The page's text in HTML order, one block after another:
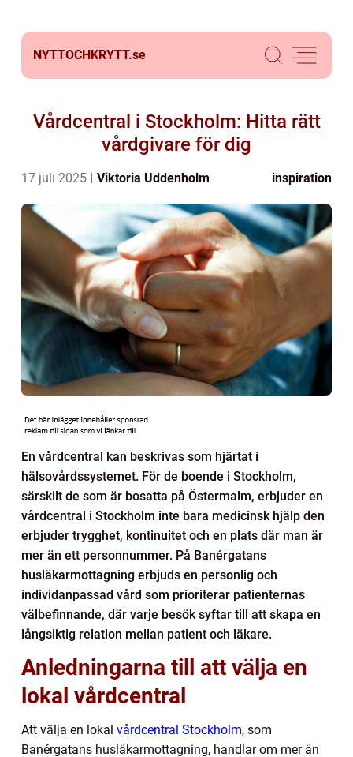
NYTTOCHKRYTT.se
Vårdcentral i Stockholm: Hitta rätt
vårdgivare för dig
17 juli 2025 Viktoria Uddenholm inspiration
En vårdcentral kan beskrivas som hjärtat i
hälsovårdssystemet. För de boende i Stockholm,
särskilt de som är bosatta på Östermalm, erbjuder en
vårdcentral i Stockholm inte bara medicinsk hjälp den
erbjuder trygghet, kontinuitet och en plats där man är
mer än ett personnummer. På Banérgatans
husläkarmottagning erbjuds en personlig och
individanpassad vård som prioriterar patienternas
välbefinnande, där varje besök syftar till att skapa en
långsiktig relation mellan patient och läkare.
Anledningarna till att välja en
lokal vårdcentral
Att välja en lokal vårdcentral Stockholm, som
Banérgatans husläkarmottagning, handlar om mer än